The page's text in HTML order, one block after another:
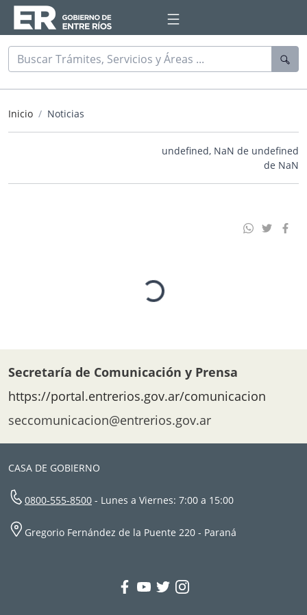
Inicio Noticias
Secretaría de Comunicación y Prensa
https://portal.entrerios.gov.ar/comunicacion
seccomunicacion@entrerios.gov.ar
CASA DE GOBIERNO
0800-555-8500 - Lunes a Viernes: 7:00 a 15:00
Gregorio Fernández de la Puente 220 - Paraná